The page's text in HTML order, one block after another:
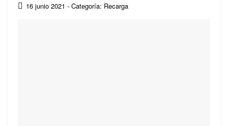
16 junio 2021 - Categoría: Recarga